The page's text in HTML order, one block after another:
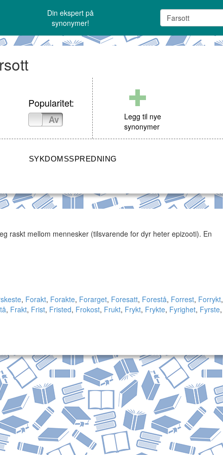
Din ekspert på
synonymer!
Popularitet:
Av
Legg til nye
synonymer
SYKDOMSSPREDNING
raskt mellom mennesker (tilsvarende for dyr heter epizooti). En
, Forakt, Forakte, Forarget, Foresatt, Forestå, Forrest, Forrykt,
, Frakt, Frist, Fristed, Frokost, Frukt, Frykt, Frykte, Fyrighet, Fyrste,